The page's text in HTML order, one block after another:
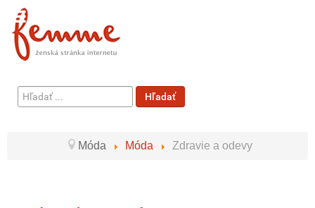
Hľadať
...
Hľadať
Móda Móda Zdravie a odevy